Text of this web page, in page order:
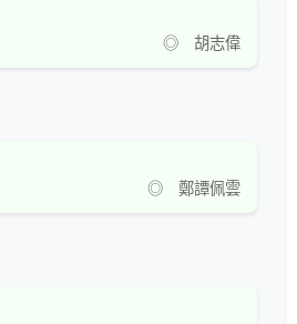
◎ 胡志偉
◎ 鄭譚佩雲